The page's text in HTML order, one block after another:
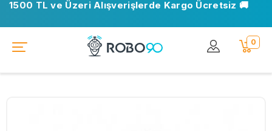
1500 TL ve Üzeri Alışverişlerde Kargo Ücretsiz 🚚
0